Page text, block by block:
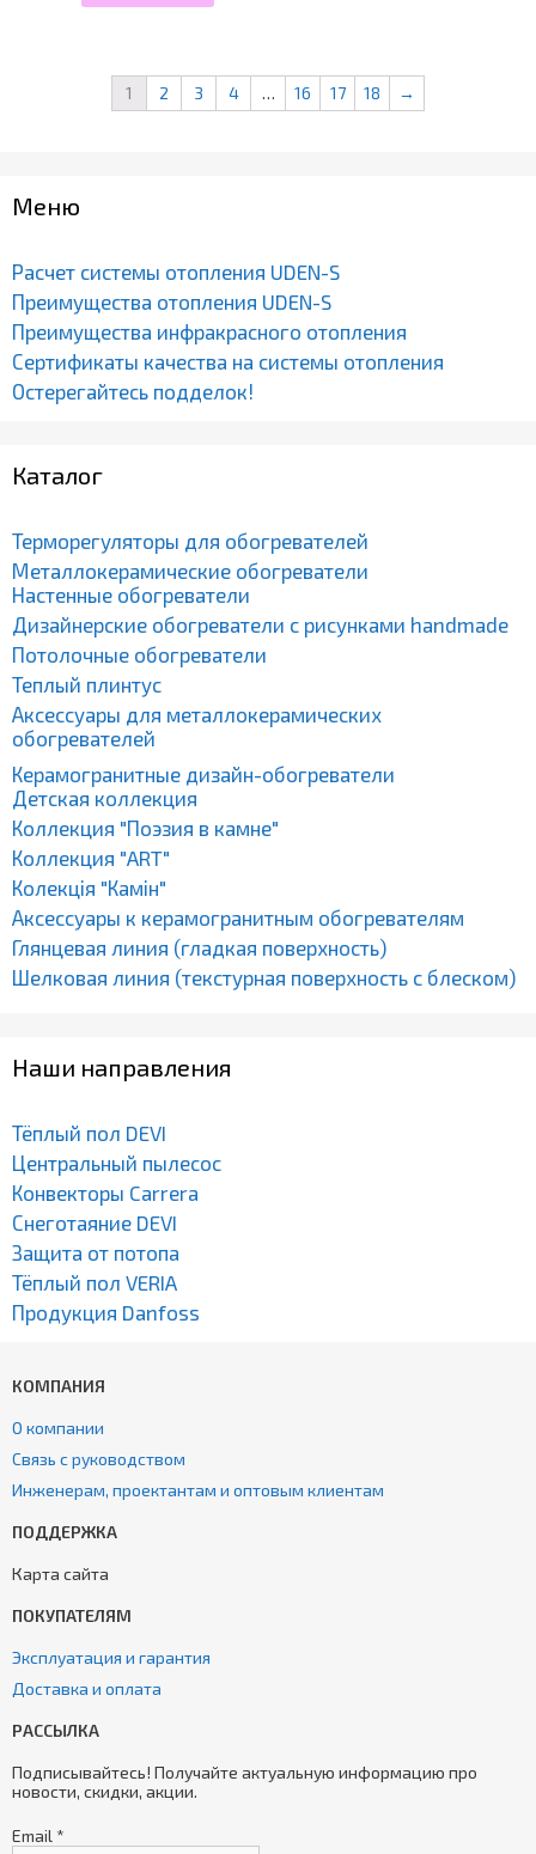
1 2 3 4 … 16 17 18 →
Меню
Расчет системы отопления UDEN-S
Преимущества отопления UDEN-S
Преимущества инфракрасного отопления
Сертификаты качества на системы отопления
Остерегайтесь подделок!
Каталог
Терморегуляторы для обогревателей
Металлокерамические обогреватели
Настенные обогреватели
Дизайнерские обогреватели с рисунками handmade
Потолочные обогреватели
Теплый плинтус
Аксессуары для металлокерамических
обогревателей
Керамогранитные дизайн-обогреватели
Детская коллекция
Коллекция "Поэзия в камне"
Коллекция "ART"
Колекція "Камін"
Аксессуары к керамогранитным обогревателям
Глянцевая линия (гладкая поверхность)
Шелковая линия (текстурная поверхность с блеском)
Наши направления
Тёплый пол DEVI
Центральный пылесос
Конвекторы Carrera
Снеготаяние DEVI
Защита от потопа
Тёплый пол VERIA
Продукция Danfoss
КОМПАНИЯ
О компании
Связь с руководством
Инженерам, проектантам и оптовым клиентам
ПОДДЕРЖКА
Карта сайта
ПОКУПАТЕЛЯМ
Эксплуатация и гарантия
Доставка и оплата
РАССЫЛКА
Подписывайтесь! Получайте актуальную информацию про
новости, скидки, акции.
Email *